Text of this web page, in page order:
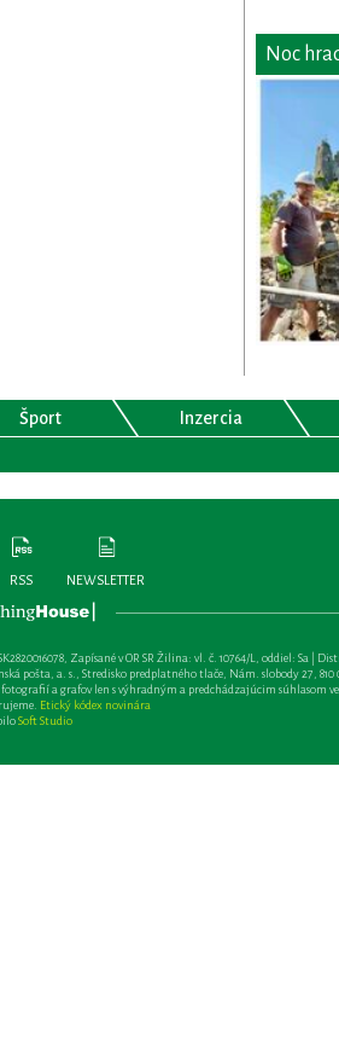
Noc
Šport Inzercia
RSS NEWSLETTER
Zapísané v OR SR Žilina: vl. č. 10764/L, oddiel: Sa |
pošta, a. s., Stredisko predplatného tlače, Nám. slobody 27, 810
a grafov len s výhradným a predchádzajúcim súhlasom
Etický kódex novinára
Soft Studio